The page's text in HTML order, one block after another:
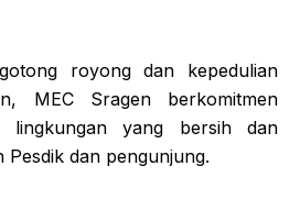
royong dan kepedulian
MEC Sragen berkomitmen
lingkungan yang bersih dan
Pesdik dan pengunjung.